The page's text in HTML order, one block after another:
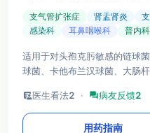
支气管扩张症 肾盂肾炎
感染科
耳鼻咽喉科 普内科
适用于对头孢克肟敏感的链球
球菌、卡他布兰汉球菌、大肠
clinical_notes医生看法2 · forum病友反馈2
用药指南